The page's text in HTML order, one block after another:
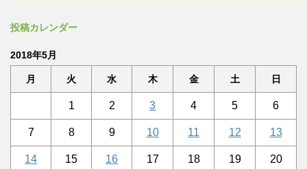
投稿カレンダー
2018年5月
月 火 水 木 金 土 日
1 2 3 4 5 6
7 8 9 10 11 12 13
14 15 16 17 18 19 20